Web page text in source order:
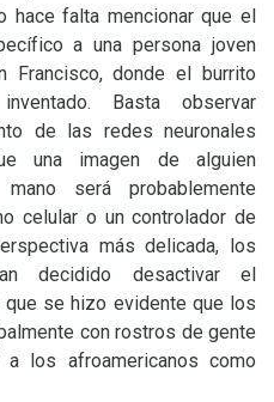
hace falta mencionar que el
a una persona joven
Francisco, donde el burrito
Basta observar
de las redes neuronales
una imagen de alguien
será probablemente
celular o un controlador de
más delicada, los
decidido desactivar el
que se hizo evidente que los
con rostros de gente
los afroamericanos como